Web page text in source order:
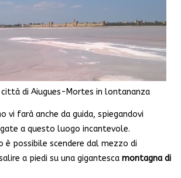
di Aiugues-Mortes in lontananza
vi farà anche da guida, spiegandovi
a questo luogo incantevole.
è possibile scendere dal mezzo di
a piedi su una gigantesca montagna di